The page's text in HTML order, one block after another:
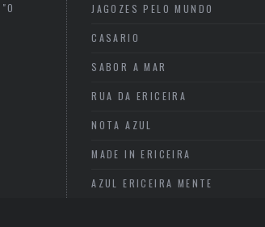
"O
JAGOZES PELO MUNDO
CASARIO
SABOR A MAR
RUA DA ERICEIRA
NOTA AZUL
MADE IN ERICEIRA
AZUL ERICEIRA MENTE